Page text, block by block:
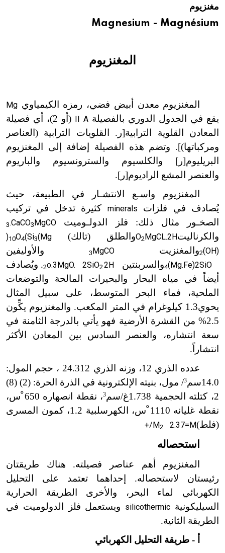
مغنزيوم
Magnesium - Magnésium
المغنزيوم
المغنزيوم معدن أبيض فضي، رمزه الكيمياوي Mg
يقع في الجدول الدوري بالفصيلةII A
(أو 2)، أي فصيلة
المعادن القلوية الترابية[ر. القلويات الترابية (العناصر
ومركباتها)]. وتضم هذه الفصيلة إضافة إلى المغنزيوم
البريليوم[ر] والكلسيوم والسترونسيوم والباريوم
والعنصر المشع الراديوم[ر].
المغنزيوم واسـع الانتشـار في الطبيعة، حيث
يُصادف في فلزات minerals كثيرة تدخل في تركيب
الصخـور مثال ذلك: فلز الدولـوميت MgCO
3
.CaCO
3
والكرناليتMgCL.2H
2
Oوالطلق (تالك) (Mg
3
(Si
4
O
10
)
(OH)
2والمغنزيت MgCO
3 والأوليفين
(Mg.Fe)2SiO
4والسربنتين 2H
2
o.3MgO. 2SiO
2. ويُصادف
أيضاً في مياه البحار والبحيرات المالحة والتوضعات
الملحية، فماء البحر المتوسط، على سبيل المثال
يحوي1.3 كيلوغرام في المتر المكعب. والمغنزيوم يكِّون
2.5% من القشرة الأرضية فهو يأتي بالدرجة الثامنة في
سعة انتشاره، والعنصر السادس بين المعادن الأكثر
انتشاراً.
عدده الذري 12، وزنه الذري 24.312 ، حجم المول:
14.0سم
3
/ مول، بنيته الإلكترونية في الذرة الحرة: (2) (8)
2، كتلته الحجمية 1.738غ/سم
3
، نقطة انصهاره 650 ْس،
نقطة غليانه 1110 ْس، الكهرسلبية 1.2، كمون المسرى
(فلط)2.37=M
2
+/M
استحصاله
المغنزيوم أهم عناصر فصيلته. هناك طريقتان
رئيستان لاستحصاله. إحداهما تعتمد على التحليل
الكهربائي لماء البحر، والأخرى الطريقة الحرارية
السيليكونية silicothermic ويستعمل فلز الدولوميت في
الطريقة الثانية.
أ - طريقة التحليل الكهربائي